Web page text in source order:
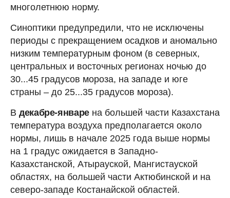
многолетнюю норму.
Синоптики предупредили, что не исключены
периоды с прекращением осадков и аномально
низким температурным фоном (в северных,
центральных и восточных регионах ночью до
30...45 градусов мороза, на западе и юге
страны – до 25...35 градусов мороза).
В декабре-январена большей части Казахстана
температура воздуха предполагается около
нормы, лишь в начале 2025 года выше нормы
на 1 градус ожидается в Западно-
Казахстанской, Атырауской, Мангистауской
областях, на большей части Актюбинской и на
северо-западе Костанайской областей.